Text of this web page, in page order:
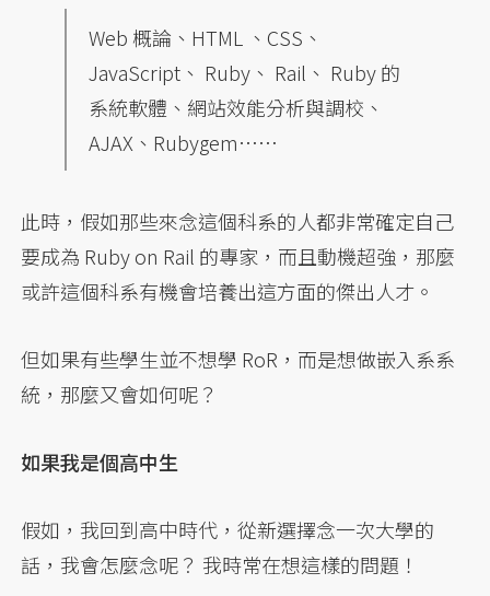
Web 概論、HTML 、CSS、
JavaScript、 Ruby、 Rail、 Ruby 的
系統軟體、網站效能分析與調校、
AJAX、Rubygem……
此時，假如那些來念這個科系的人都非常確定自己
要成為 Ruby on Rail 的專家，而且動機超強，那麼
或許這個科系有機會培養出這方面的傑出人才。
但如果有些學生並不想學 RoR，而是想做嵌入系系
統，那麼又會如何呢？
如果我是個高中生
假如，我回到高中時代，從新選擇念一次大學的
話，我會怎麼念呢？ 我時常在想這樣的問題！